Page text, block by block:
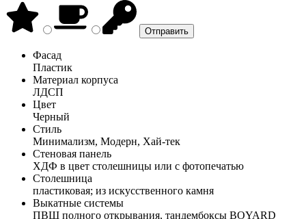
Фасад
Пластик
Материал корпуса
ЛДСП
Цвет
Черный
Стиль
Минимализм, Модерн, Хай-тек
Стеновая панель
ХДФ в цвет столешницы или с фотопечатью
Столешница
пластиковая; из искусственного камня
Выкатные системы
ПВШ полного открывания, тандембоксы BOYARD